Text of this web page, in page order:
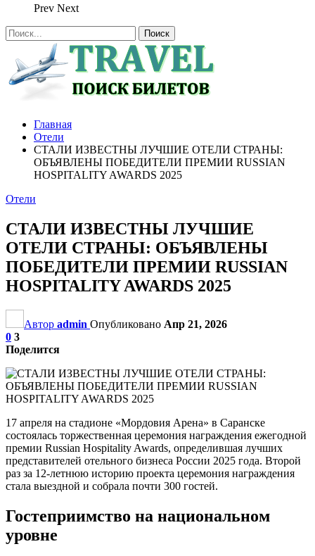
Prev Next
Главная
Отели
СТАЛИ ИЗВЕСТНЫ ЛУЧШИЕ ОТЕЛИ СТРАНЫ:
ОБЪЯВЛЕНЫ ПОБЕДИТЕЛИ ПРЕМИИ RUSSIAN
HOSPITALITY AWARDS 2025
Отели
СТАЛИ ИЗВЕСТНЫ ЛУЧШИЕ
ОТЕЛИ СТРАНЫ: ОБЪЯВЛЕНЫ
ПОБЕДИТЕЛИ ПРЕМИИ RUSSIAN
HOSPITALITY AWARDS 2025
Автор admin Опубликовано Апр 21, 2026
0 3
Поделится
17 апреля на стадионе «Мордовия Арена» в Саранске
состоялась торжественная церемония награждения ежегодной
премии Russian Hospitality Awards, определившая лучших
представителей отельного бизнеса России 2025 года. Второй
раз за 12-летнюю историю проекта церемония награждения
стала выездной и собрала почти 300 гостей.
Гостеприимство на национальном
уровне